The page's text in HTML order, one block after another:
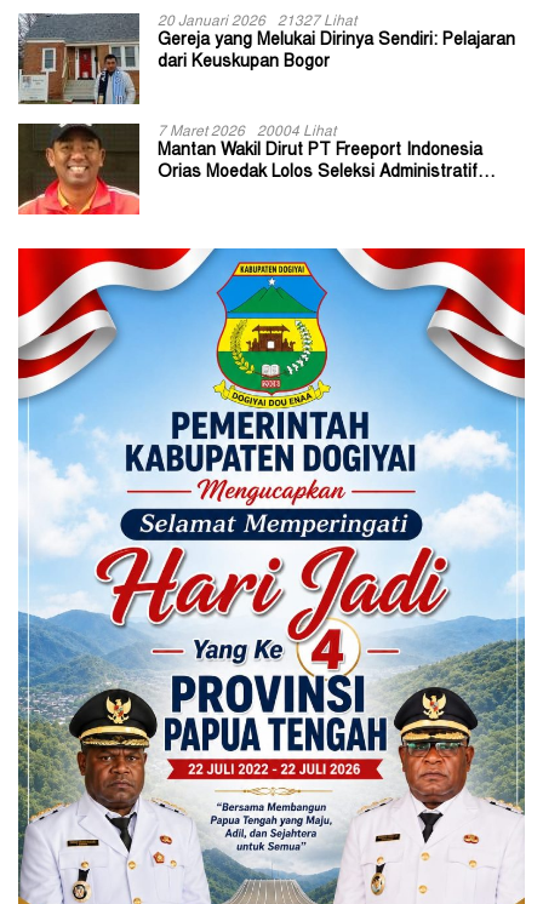
20 Januari 2026 21327 Lihat
Gereja yang Melukai Dirinya Sendiri: Pelajaran
dari Keuskupan Bogor
7 Maret 2026 20004 Lihat
Mantan Wakil Dirut PT Freeport Indonesia
Orias Moedak Lolos Seleksi Administratif